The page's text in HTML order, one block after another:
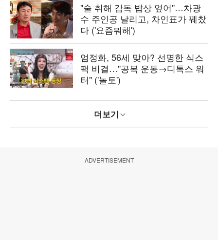
"술 취해 감독 밥상 엎어"…차광
수 주인공 날리고, 차인표가 꿰찼
다 ('요즘뭐해')
엄정화, 56세 맞아? 선명한 식스
팩 비결…"공복 운동→디톡스 워
터" ('놀토')
더보기
ADVERTISEMENT